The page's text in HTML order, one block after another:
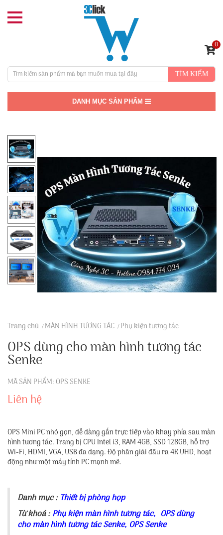
TÌM KIẾM
0
DANH MỤC SẢN PHẨM
Trang chủ MÀN HÌNH TƯƠNG TÁC Phụ kiện tương tác
OPS dùng cho màn hình tương tác
Senke
MÃ SẢN PHẨM: OPS SENKE
Liên hệ
OPS Mini PC nhỏ gọn, dễ dàng gắn trực tiếp vào khay phía sau màn
hình tương tác. Trang bị CPU Intel i3, RAM 4GB, SSD 128GB, hỗ trợ
Wi-Fi, HDMI, VGA, USB đa dạng. Độ phân giải đầu ra 4K UHD, hoạt
động như một máy tính PC mạnh mẽ.
Danh mục : Thiết bị phòng họp
Từ khoá :Phụ kiện màn hình tương tác, OPS dùng
cho màn hình tương tác Senke, OPS Senke